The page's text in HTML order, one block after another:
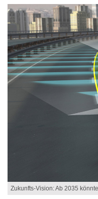
Zukunfts-Vision: Ab 2035